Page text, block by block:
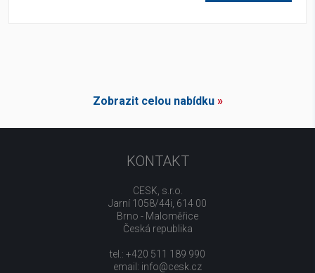
Zobrazit celou nabídku»
KONTAKT
CESK, s.r.o.
Jarní 1058/44i, 614 00
Brno - Maloměřice
Česká republika
tel.: +420 511 189 990
email: info@cesk.cz